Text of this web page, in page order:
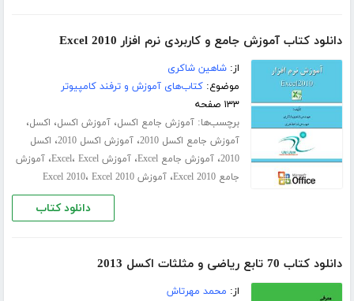
دانلود کتاب آموزش جامع و کاربردی نرم افزار Excel 2010
از:شاهین شاکری
موضوع:کتاب‌های آموزش و ترفند کامپیوتر
۱۳۳ صفحه
برچسب‌ها:آموزش جامع اکسل،آموزش اکسل، اکسل،
آموزش جامع اکسل 2010 ،آموزش اکسل 2010 ، اکسل
2010،آموزش جامع Excel ،آموزش Excel ، Excel ،آموزش
جامع Excel 2010
،آموزش Excel 2010 ، Excel 2010
دانلود کتاب
دانلود کتاب 70 تابع ریاضی و مثلثات اکسل 2013
از: محمد مهرتاش